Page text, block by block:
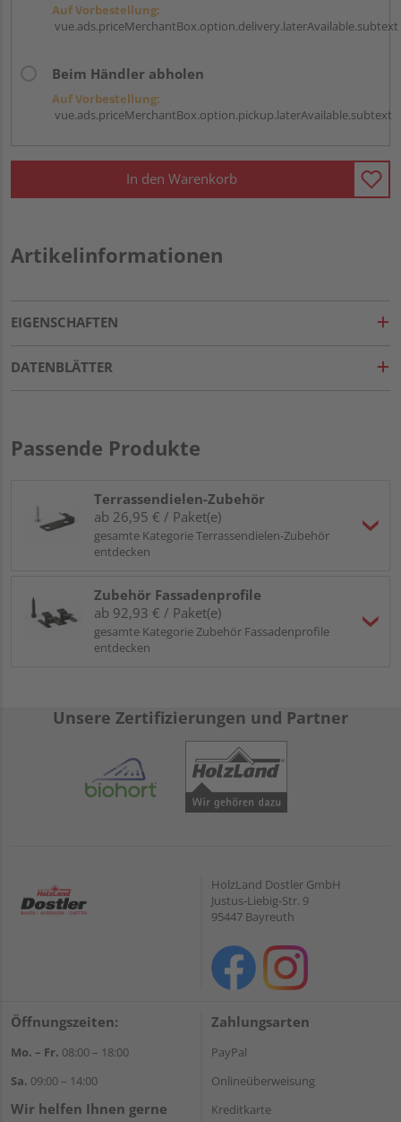
Auf Vorbestellung:
vue.ads.priceMerchantBox.option.delivery.laterAvailable.subtext
Beim Händler abholen
Auf Vorbestellung:
vue.ads.priceMerchantBox.option.pickup.laterAvailable.subtext
In den Warenkorb
Artikelinformationen
EIGENSCHAFTEN
DATENBLÄTTER
Passende Produkte
Terrassendielen-Zubehör
ab 26,95 € / Paket(e)
gesamte Kategorie Terrassendielen-Zubehör
entdecken
Zubehör Fassadenprofile
ab 92,93 € / Paket(e)
gesamte Kategorie Zubehör Fassadenprofile
entdecken
Unsere Zertifizierungen und Partner
HolzLand Dostler GmbH
Justus-Liebig-Str. 9
95447 Bayreuth
Öffnungszeiten:
Mo. – Fr. 08:00 – 18:00
Sa. 09:00 – 14:00
Wir helfen Ihnen gerne
Zahlungsarten
PayPal
Onlineüberweisung
Kreditkarte